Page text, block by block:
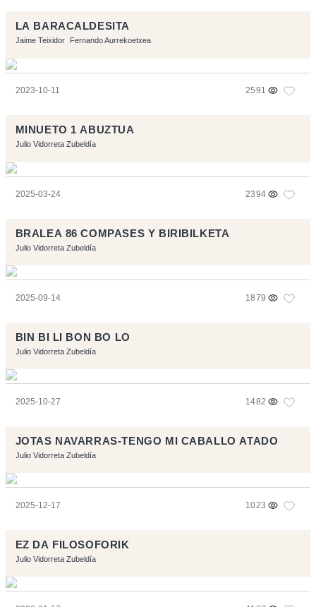
LA BARACALDESITA
Jaime Teixidor Fernando Aurrekoetxea
2023-10-11 2591
MINUETO 1 ABUZTUA
Julio Vidorreta Zubeldía
2025-03-24 2394
BRALEA 86 COMPASES Y BIRIBILKETA
Julio Vidorreta Zubeldía
2025-09-14 1879
BIN BI LI BON BO LO
Julio Vidorreta Zubeldía
2025-10-27 1482
JOTAS NAVARRAS-TENGO MI CABALLO ATADO
Julio Vidorreta Zubeldía
2025-12-17 1023
EZ DA FILOSOFORIK
Julio Vidorreta Zubeldía